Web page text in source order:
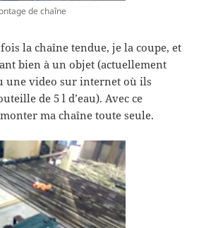
de chaîne
la chaîne tendue, je la coupe, et
bien à un objet (actuellement
une video sur internet où ils
de 5 l d’eau). Avec ce
ma chaîne toute seule.